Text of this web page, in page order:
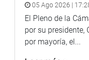
05 Ago 2026 |
El Pleno de la
por su presidente,
por mayoría, el...